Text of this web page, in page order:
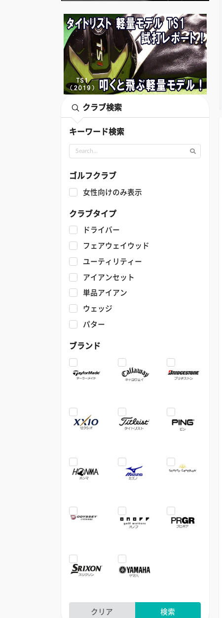
クラブ検索
キーワード検索
ゴルフクラブ
女性向けのみ表示
クラブタイプ
ドライバー
フェアウェイウッド
ユーティリティー
アイアンセット
単品アイアン
ウェッジ
パター
ブランド
クリア 検索